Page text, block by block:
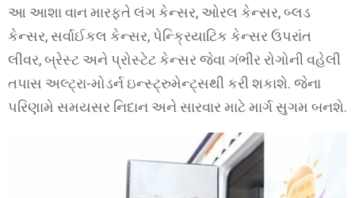
આ આશા વાન મારફતે લંગ કેન્સર, ઓરલ કેન્સર, બ્લડ
કેન્સર, સર્વાઈકલ કેન્સર, પેન્ક્રિયાટિક કેન્સર ઉપરાંત
લીવર, બ્રેસ્ટ અને પ્રોસ્ટેટ કેન્સર જેવા ગંભીર રોગોની વહેલી
તપાસ અલ્ટ્રા-મોડર્ન ઇન્સ્ટ્રુમેન્ટ્સથી કરી શકાશે. જેના
પરિણામે સમયસર નિદાન અને સારવાર માટે માર્ગ સુગમ બનશે.